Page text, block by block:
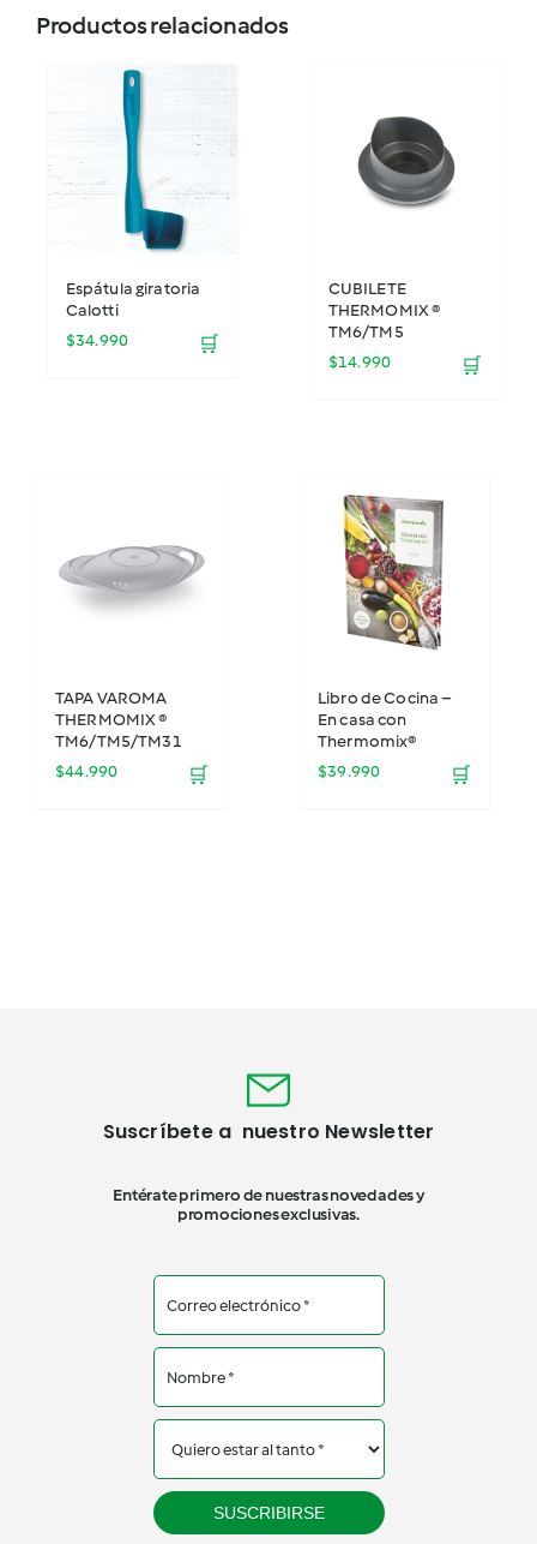
Productos relacionados
Espátula giratoria
Calotti
$34.990 🛒
CUBILETE
THERMOMIX ®
TM6/TM5
$14.990 🛒
TAPA VAROMA
THERMOMIX ®
TM6/TM5/TM31
$44.990 🛒
Libro de Cocina –
En casa con
Thermomix®
$39.990 🛒
Suscríbete a nuestro Newsletter
Entérate primero de nuestras novedades y
promociones exclusivas.
SUSCRIBIRSE